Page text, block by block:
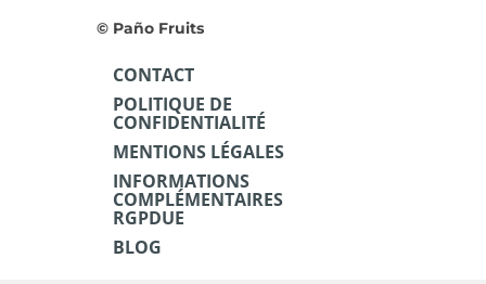
© Paño Fruits
CONTACT
POLITIQUE DE
CONFIDENTIALITÉ
MENTIONS LÉGALES
INFORMATIONS
COMPLÉMENTAIRES
RGPDUE
BLOG